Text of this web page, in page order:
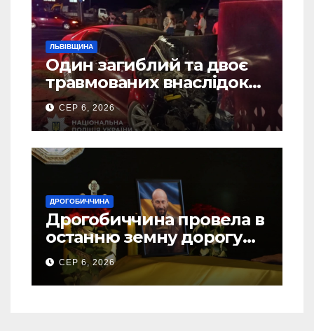
ЛЬВІВЩИНА
Один загиблий та двоє
травмованих внаслідок
ДТП на Самбірщині
СЕР 6, 2026
ДРОГОБИЧЧИНА
Дрогобиччина провела в
останню земну дорогу
свого Захисника – Олега
Торського
СЕР 6, 2026